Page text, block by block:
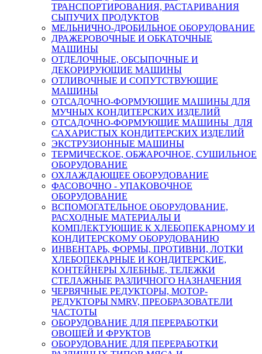
ТРАНСПОРТИРОВАНИЯ, РАСТАРИВАНИЯ
СЫПУЧИХ ПРОДУКТОВ
МЕЛЬНИЧНО-ДРОБИЛЬНОЕ ОБОРУДОВАНИЕ
ДРАЖЕРОВОЧНЫЕ И ОБКАТОЧНЫЕ
МАШИНЫ
ОТДЕЛОЧНЫЕ, ОБСЫПОЧНЫЕ И
ДЕКОРИРУЮЩИЕ МАШИНЫ
ОТЛИВОЧНЫЕ И СОПУТСТВУЮЩИЕ
МАШИНЫ
ОТСАДОЧНО-ФОРМУЮЩИЕ МАШИНЫ ДЛЯ
МУЧНЫХ КОНДИТЕРСКИХ ИЗДЕЛИЙ
ОТСАДОЧНО-ФОРМУЮЩИЕ МАШИНЫ ДЛЯ
САХАРИСТЫХ КОНДИТЕРСКИХ ИЗДЕЛИЙ
ЭКСТРУЗИОННЫЕ МАШИНЫ
ТЕРМИЧЕСКОЕ, ОБЖАРОЧНОЕ, СУШИЛЬНОЕ
ОБОРУДОВАНИЕ
ОХЛАЖДАЮЩЕЕ ОБОРУДОВАНИЕ
ФАСОВОЧНО - УПАКОВОЧНОЕ
ОБОРУДОВАНИЕ
ВСПОМОГАТЕЛЬНОЕ ОБОРУДОВАНИЕ,
РАСХОДНЫЕ МАТЕРИАЛЫ И
КОМПЛЕКТУЮЩИЕ К ХЛЕБОПЕКАРНОМУ И
КОНДИТЕРСКОМУ ОБОРУДОВАНИЮ
ИНВЕНТАРЬ, ФОРМЫ, ПРОТИВНИ, ЛОТКИ
ХЛЕБОПЕКАРНЫЕ И КОНДИТЕРСКИЕ,
КОНТЕЙНЕРЫ ХЛЕБНЫЕ, ТЕЛЕЖКИ
СТЕЛАЖНЫЕ РАЗЛИЧНОГО НАЗНАЧЕНИЯ
ЧЕРВЯЧНЫЕ РЕДУКТОРЫ, МОТОР-
РЕДУКТОРЫ NMRV, ПРЕОБРАЗОВАТЕЛИ
ЧАСТОТЫ
ОБОРУДОВАНИЕ ДЛЯ ПЕРЕРАБОТКИ
ОВОЩЕЙ И ФРУКТОВ
ОБОРУДОВАНИЕ ДЛЯ ПЕРЕРАБОТКИ